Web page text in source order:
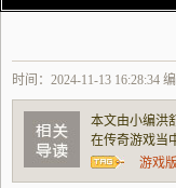
时间：2024-11-13 16:28:34 编
本文由小编洪
在传奇游戏当
的爆率是比较
牛魔王在传奇
游戏